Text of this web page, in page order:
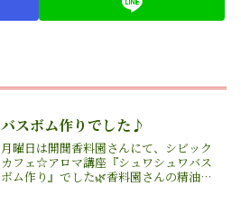
バスボム作りでした♪
月曜日は開聞香料園さんにて、シビック
カフェ☆アロマ講座『シュワシュワバス
ボム作り』でした🌿香料園さんの精油、